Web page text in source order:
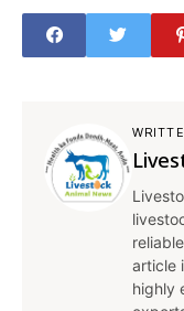
article
highly